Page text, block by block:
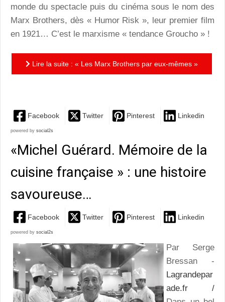
monde du spectacle puis du cinéma sous le nom des
Marx Brothers, dès « Humor Risk », leur premier film
en 1921… C’est le marxisme « tendance Groucho » !
Lire la suite : « Les Marx Brothers par eux-mêmes »
Facebook Twitter Pinterest Linkedin
powered by social2s
«Michel Guérard. Mémoire de la
cuisine française » : une histoire
savoureuse…
Facebook Twitter Pinterest Linkedin
powered by social2s
Par Serge
Bressan -
Lagrandepar
ade.fr /